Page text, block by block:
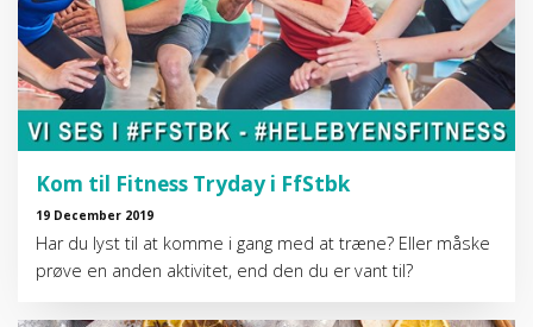
Kom til Fitness Tryday i FfStbk
19 December 2019
Har du lyst til at komme i gang med at træne? Eller måske
prøve en anden aktivitet, end den du er vant til?